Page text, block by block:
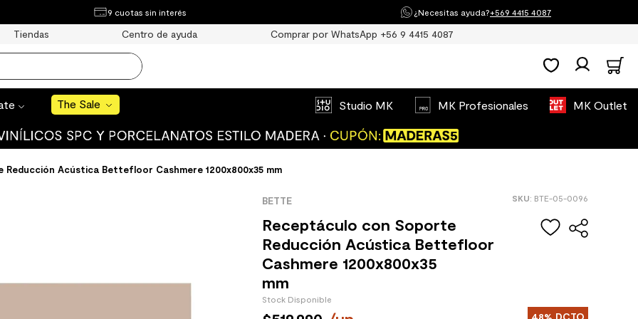
9 cuotas sin interés ¿Necesitas ayuda?+569 4415 4087
Tiendas Centro de ayuda Comprar por WhatsApp +56 9 4415 4087
The Sale Studio MK MK Profesionales MK Outlet
Sale
¿Qué estás buscando?
BUSCADOS
Acústica Bettefloor Cashmere 1200x800x35 mm
BETTE : BTE-05-0096
Receptáculo con Soporte
Reducción Acústica Bettefloor
Cashmere 1200x800x35
mm
Stock Disponible
48% DCTO